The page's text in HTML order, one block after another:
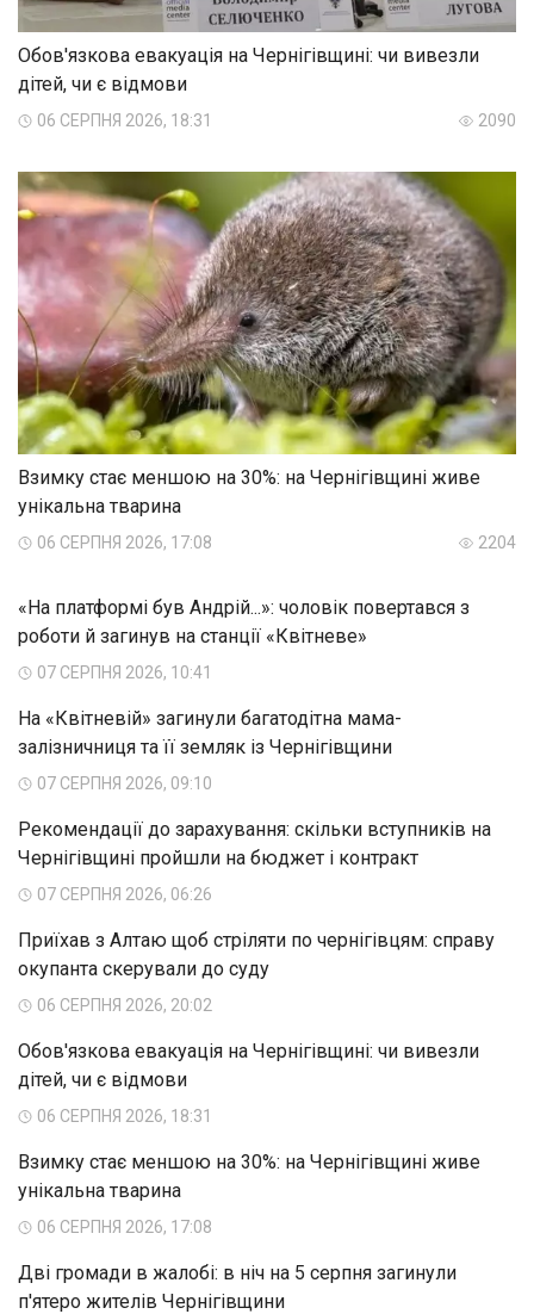
Обов'язкова евакуація на Чернігівщині: чи вивезли
дітей, чи є відмови
06 СЕРПНЯ 2026, 18:31 2090
Взимку стає меншою на 30%: на Чернігівщині живе
унікальна тварина
06 СЕРПНЯ 2026, 17:08 2204
«На платформі був Андрій...»: чоловік повертався з
роботи й загинув на станції «Квітневе»
07 СЕРПНЯ 2026, 10:41
На «Квітневій» загинули багатодітна мама-
залізничниця та її земляк із Чернігівщини
07 СЕРПНЯ 2026, 09:10
Рекомендації до зарахування: скільки вступників на
Чернігівщині пройшли на бюджет і контракт
07 СЕРПНЯ 2026, 06:26
Приїхав з Алтаю щоб стріляти по чернігівцям: справу
окупанта скерували до суду
06 СЕРПНЯ 2026, 20:02
Обов'язкова евакуація на Чернігівщині: чи вивезли
дітей, чи є відмови
06 СЕРПНЯ 2026, 18:31
Взимку стає меншою на 30%: на Чернігівщині живе
унікальна тварина
06 СЕРПНЯ 2026, 17:08
Дві громади в жалобі: в ніч на 5 серпня загинули
п'ятеро жителів Чернігівщини